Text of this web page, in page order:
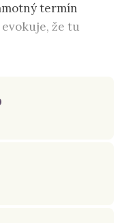
termín
evokuje, že tu